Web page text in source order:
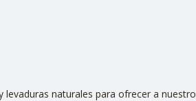
naturales para ofrecer a